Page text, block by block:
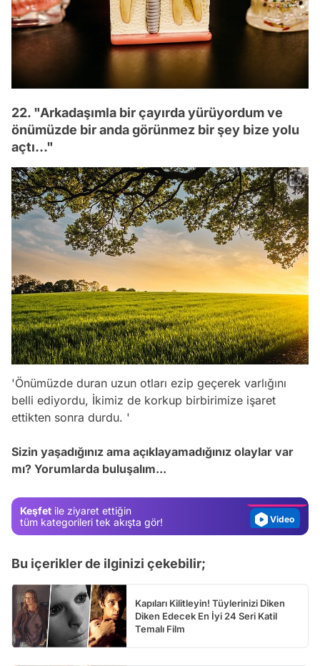
22. "Arkadaşımla bir çayırda yürüyordum ve
önümüzde bir anda görünmez bir şey bize yolu
açtı..."
'Önümüzde duran uzun otları ezip geçerek varlığını
belli ediyordu, İkimiz de korkup birbirimize işaret
ettikten sonra durdu. '
Sizin yaşadığınız ama açıklayamadığınız olaylar var
mı? Yorumlarda buluşalım...
Keşfet ile ziyaret ettiğin
tüm kategorileri tek akışta gör!
Video
Bu içerikler de ilginizi çekebilir;
Kapıları Kilitleyin! Tüylerinizi Diken
Diken Edecek En İyi 24 Seri Katil
Temalı Film